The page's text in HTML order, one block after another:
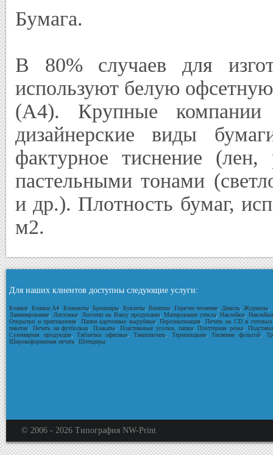
Бумага.
В 80% случаев для
используют белую
(А4). Крупные компании
дизайнерские виды
фактурное тиснение
пастельными тонами
и др.). Плотность бумаг,
м2.
Для наших клиентов доступны следующие услуги:
Бланки Бланки А4 Блокноты, Брошюры Буклеты, Визитки Горячее теснение Деколь, Журналы
Ламинирование
Листовки Логотип на Вашу продукцию, Матирование стекла,Наклейки ,
Открытки и приглашения
Папки картонные вырубные,Персонализация
Печать на CD и готовых
пакетах
Печать на футболках ,Плакаты Пластиковые уголки, папки,Плоттерная резка
Сувенирная продукция,Таблички офисные Тампопечать, Термоподъем,Тиснение фольгой
Широкоформатная печать Штендеры
© 2006 - 2026 Типография NW-Print